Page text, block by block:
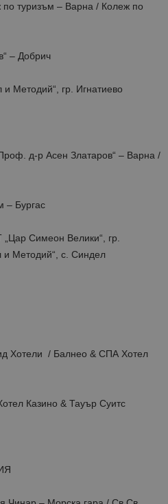
туризъм – Варна / Колеж по
– Добрич
Методий“, гр. Игнатиево
д-р Асен Златаров“ – Варна /
– Бургас
Симеон Велики“, гр.
Методий“, с. Синдел
Хотели / Балнео & СПА Хотел
Казино & Тауър Суитс